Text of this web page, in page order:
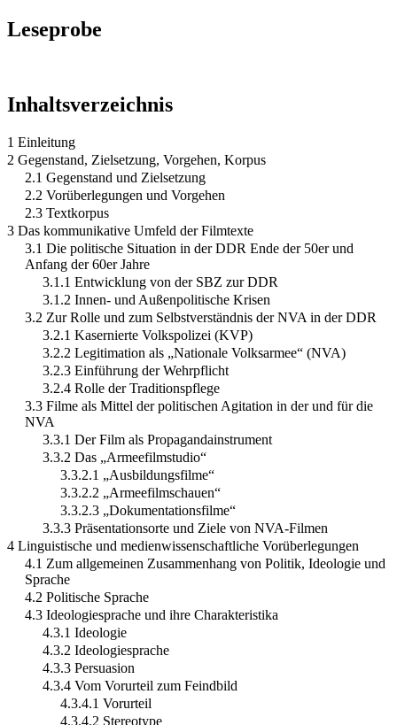
Leseprobe
Inhaltsverzeichnis
1 Einleitung
2 Gegenstand, Zielsetzung, Vorgehen, Korpus
2.1 Gegenstand und Zielsetzung
2.2 Vorüberlegungen und Vorgehen
2.3 Textkorpus
3 Das kommunikative Umfeld der Filmtexte
3.1 Die politische Situation in der DDR Ende der 50er und
Anfang der 60er Jahre
3.1.1 Entwicklung von der SBZ zur DDR
3.1.2 Innen- und Außenpolitische Krisen
3.2 Zur Rolle und zum Selbstverständnis der NVA in der DDR
3.2.1 Kasernierte Volkspolizei (KVP)
3.2.2 Legitimation als „Nationale Volksarmee“ (NVA)
3.2.3 Einführung der Wehrpflicht
3.2.4 Rolle der Traditionspflege
3.3 Filme als Mittel der politischen Agitation in der und für die
NVA
3.3.1 Der Film als Propagandainstrument
3.3.2 Das „Armeefilmstudio“
3.3.2.1 „Ausbildungsfilme“
3.3.2.2 „Armeefilmschauen“
3.3.2.3 „Dokumentationsfilme“
3.3.3 Präsentationsorte und Ziele von NVA-Filmen
4 Linguistische und medienwissenschaftliche Vorüberlegungen
4.1 Zum allgemeinen Zusammenhang von Politik, Ideologie und
Sprache
4.2 Politische Sprache
4.3 Ideologiesprache und ihre Charakteristika
4.3.1 Ideologie
4.3.2 Ideologiesprache
4.3.3 Persuasion
4.3.4 Vom Vorurteil zum Feindbild
4.3.4.1 Vorurteil
4.3.4.2 Stereotype